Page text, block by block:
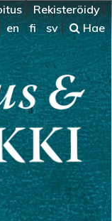
Rekisteröidy
en fi sv Hae